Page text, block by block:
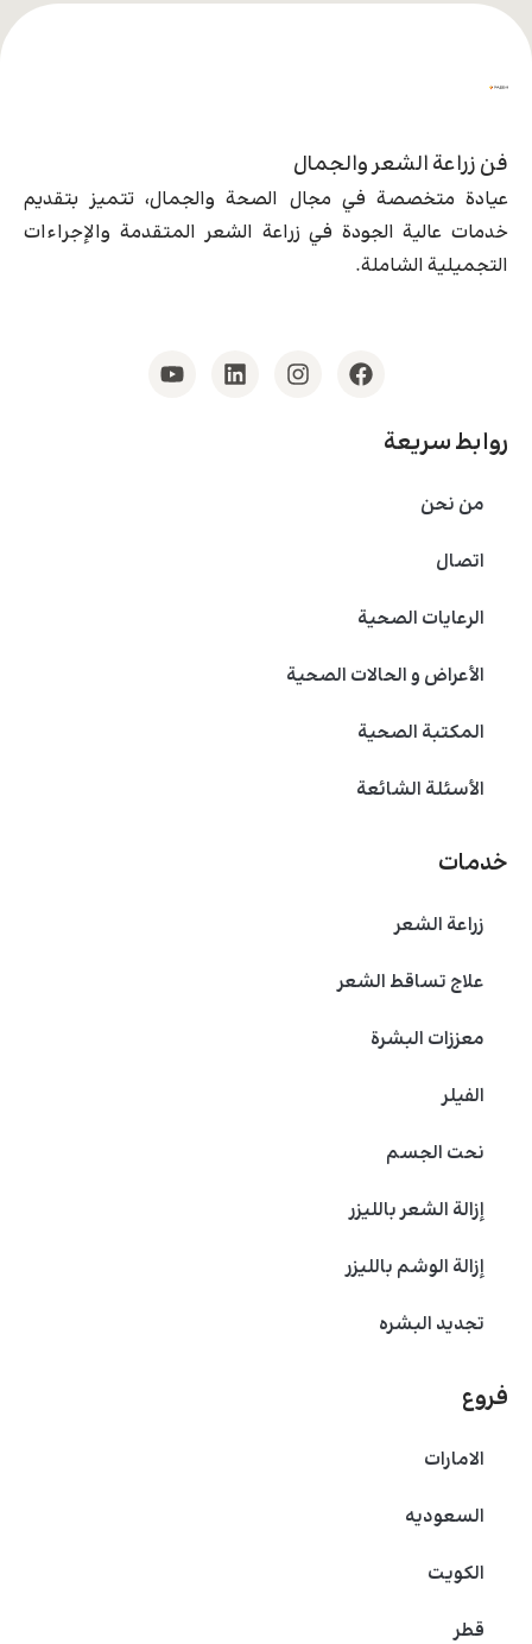
فروع
الامارات
السعودیه
الکویت
قطر
خدمات
زراعة الشعر
علاج تساقط الشعر
معززات البشرة
الفیلر
نحت الجسم
إزالة الشعر بالليزر
إزالة الوشم بالليزر
تجديد البشره
روابط سريعة
من نحن
اتصال
الرعايات الصحية
الأعراض و الحالات الصحية
المكتبة الصحية
الأسئلة الشائعة
فن زراعة الشعر والجمال
عيادة متخصصة في مجال الصحة والجمال، تتميز بتقديم
خدمات عالية الجودة في زراعة الشعر المتقدمة والإجراءات
التجميلية الشاملة.